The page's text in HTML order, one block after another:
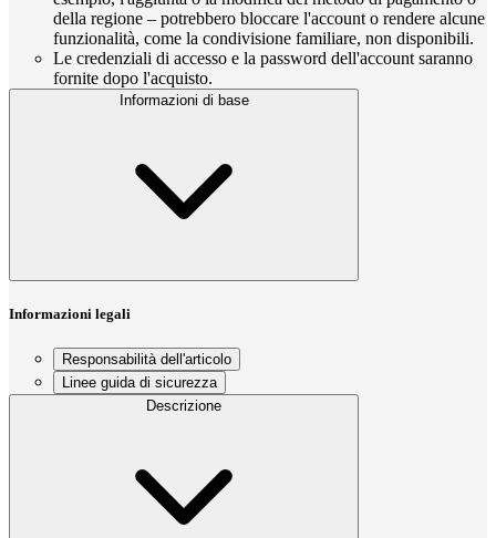
della regione – potrebbero bloccare l'account o rendere alcune
funzionalità, come la condivisione familiare, non disponibili.
Le credenziali di accesso e la password dell'account saranno
fornite dopo l'acquisto.
Informazioni di base
Informazioni legali
Responsabilità dell'articolo
Linee guida di sicurezza
Descrizione